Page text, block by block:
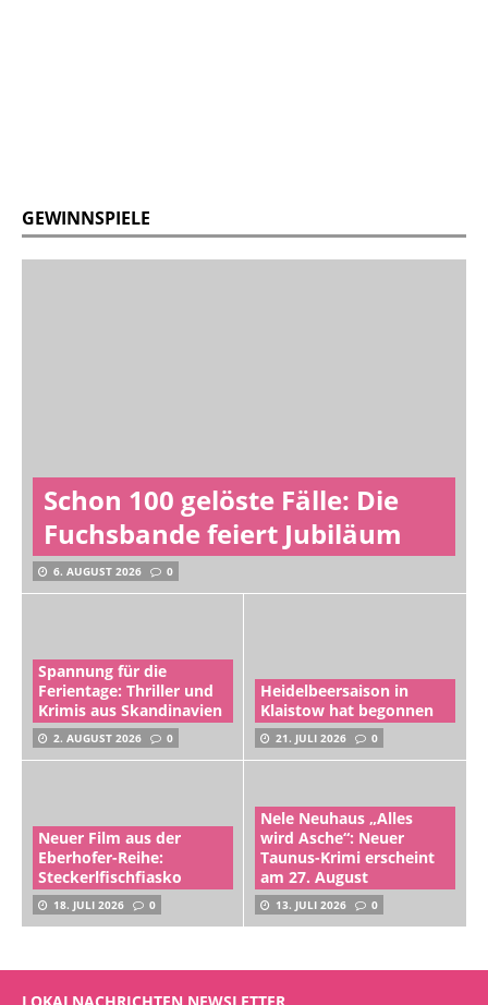
GEWINNSPIELE
Schon 100 gelöste Fälle: Die
Fuchsbande feiert Jubiläum
6. AUGUST 2026 0
Spannung für die
Ferientage: Thriller und
Krimis aus Skandinavien
2. AUGUST 2026 0
Heidelbeersaison in
Klaistow hat begonnen
21. JULI 2026 0
Neuer Film aus der
Eberhofer-Reihe:
Steckerlfischfiasko
18. JULI 2026 0
Nele Neuhaus „Alles
wird Asche“: Neuer
Taunus-Krimi erscheint
am 27. August
13. JULI 2026 0